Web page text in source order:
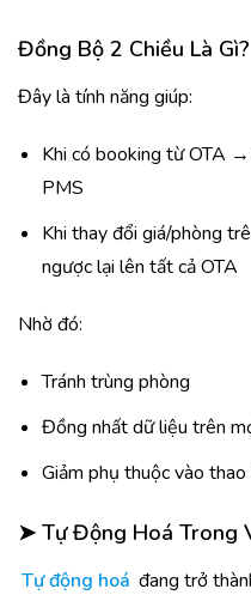
Đồng Bộ 2 Chiều Là Gì?
Đây là tính năng giúp:
Khi có booking từ OTA
PMS
Khi thay đổi giá/phòng
ngược lại lên tất cả OTA
Nhờ đó:
Tránh trùng phòng
Đồng nhất dữ liệu trên
Giảm phụ thuộc vào
➤ Tự Động Hoá Trong
Tự động hoá đang trở